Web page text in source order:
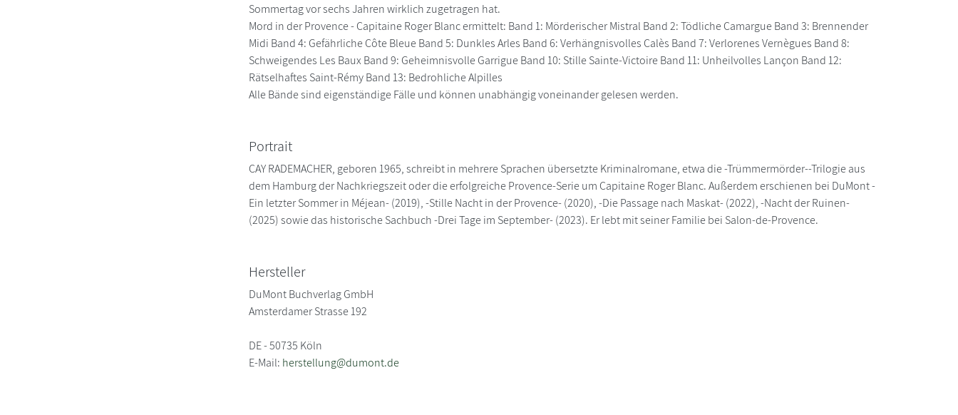
Sommertag vor sechs Jahren wirklich zugetragen hat.
Mord in der Provence - Capitaine Roger Blanc ermittelt: Band 1: Mörderischer Mistral Band 2: Tödliche Camargue Band 3: Brennender
Midi Band 4: Gefährliche Côte Bleue Band 5: Dunkles Arles Band 6: Verhängnisvolles Calès Band 7: Verlorenes Vernègues Band 8:
Schweigendes Les Baux Band 9: Geheimnisvolle Garrigue Band 10: Stille Sainte-Victoire Band 11: Unheilvolles Lançon Band 12:
Rätselhaftes Saint-Rémy Band 13: Bedrohliche Alpilles
Alle Bände sind eigenständige Fälle und können unabhängig voneinander gelesen werden.
Portrait
CAY RADEMACHER, geboren 1965, schreibt in mehrere Sprachen übersetzte Kriminalromane, etwa die -Trümmermörder--Trilogie aus
dem Hamburg der Nachkriegszeit oder die erfolgreiche Provence-Serie um Capitaine Roger Blanc. Außerdem erschienen bei DuMont -
Ein letzter Sommer in Méjean- (2019), -Stille Nacht in der Provence- (2020), -Die Passage nach Maskat- (2022), -Nacht der Ruinen-
(2025) sowie das historische Sachbuch -Drei Tage im September- (2023). Er lebt mit seiner Familie bei Salon-de-Provence.
Hersteller
DuMont Buchverlag GmbH
Amsterdamer Strasse 192
DE - 50735 Köln
E-Mail: herstellung@dumont.de